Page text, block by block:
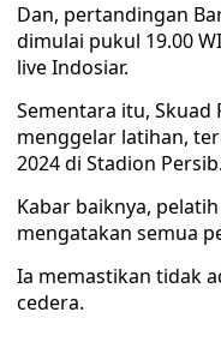
Dan, pertandingan
dimulai pukul 19.00
live Indosiar.
Sementara itu,
menggelar latihan,
2024 di Stadion Persib.
Kabar baiknya,
mengatakan semua
Ia memastikan tidak
cedera.